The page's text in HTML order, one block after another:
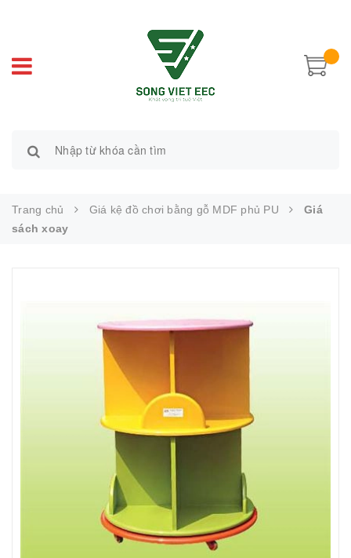
Trang chủ Giá kệ đồ chơi bằng gỗ MDF phủ PU
Giá
sách xoay